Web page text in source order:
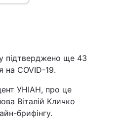
підтверджено ще 43
на COVID-19.
УНІАН, про це
Віталій Кличко
брифінгу.